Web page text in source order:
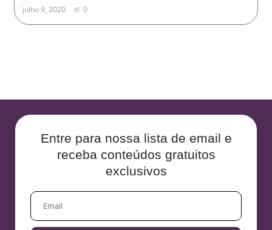
julho 9, 2020 0
Entre para nossa lista de email e
receba conteúdos gratuitos
exclusivos
EMAIL